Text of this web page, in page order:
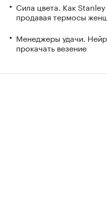
Сила цвета. Как
продавая термосы
Менеджеры удачи.
прокачать везение